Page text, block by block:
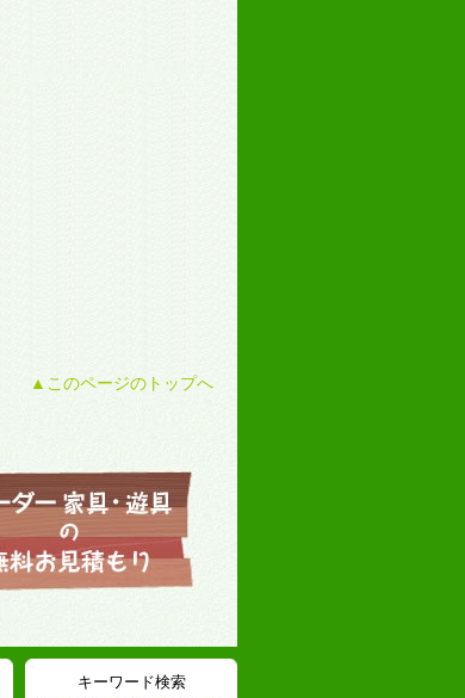
▲このページのトップへ
キーワード検索